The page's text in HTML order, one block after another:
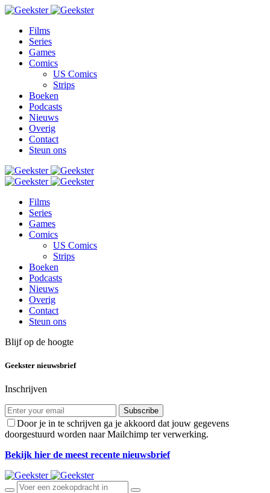
Films
Series
Games
Comics
US Comics
Strips
Boeken
Podcasts
Nieuws
Overig
Contact
Steun ons
Films
Series
Games
Comics
US Comics
Strips
Boeken
Podcasts
Nieuws
Overig
Contact
Steun ons
Blijf op de hoogte
Geekster nieuwsbrief
Inschrijven
Subscribe
Door je in te schrijven ga je akkoord dat jouw gegevens
doorgestuurd worden naar Mailchimp ter verwerking.
Bekijk hier de meest recente nieuwsbrief